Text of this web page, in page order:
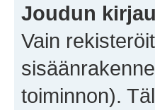
Joudun
Vain
toiminnon).